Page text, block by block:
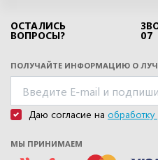
ОСТАЛИСЬ
ВОПРОСЫ? 07
ПОЛУЧАЙТЕ ИНФОРМАЦИЮ О
Даю согласие на
МЫ ПРИНИМАЕМ